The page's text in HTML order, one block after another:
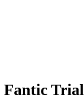
Fantic Trial